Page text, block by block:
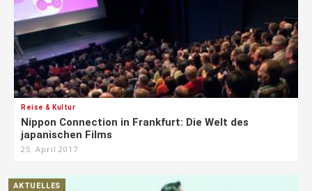
Reise & Kultur
Nippon Connection in Frankfurt: Die Welt des
japanischen Films
25. April 2017
AKTUELLES